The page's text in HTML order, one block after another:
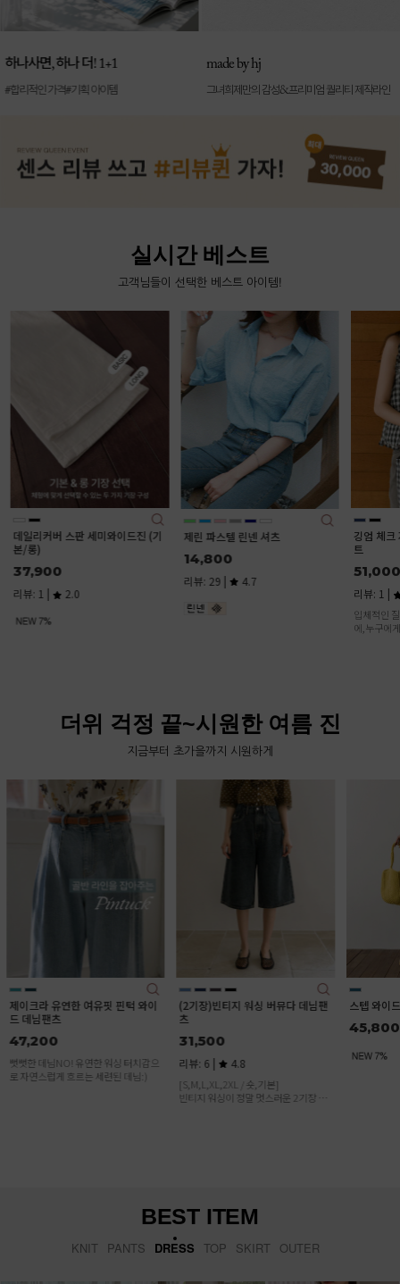
made by hj
그녀희제만의 감성&프리미엄 퀄리티 제작라인
매일 신상 업로드
신상7%할인 득템 기회
실시간 베스트
고객님들이 선택한 베스트 아이템!
데일리커버 스판 세미와이드진 (기
본/롱)
37,900
리뷰: 1 | 2.0
제린 파스텔 린넨 셔츠
14,800
리뷰: 29 | 4.7
깅엄 체크
트
51,000
리뷰: 1 |
입체적인
에,누구에
더위 걱정 끝~시원한 여름 진
지금부터 초가을까지 시원하게
(2기장)빈티지 워싱 버뮤다 데님팬
츠
31,500
리뷰: 6 | 4.8
[S,M,L,XL,2XL / 숏,기본]
스텝 와이드 일자 데님 팬츠
45,800
후들후들
BEST ITEM